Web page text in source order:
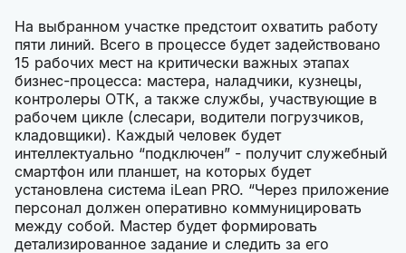
На выбранном участке предстоит охватить работу
пяти линий. Всего в процессе будет задействовано
15 рабочих мест на критически важных этапах
бизнес-процесса: мастера, наладчики, кузнецы,
контролеры ОТК, а также службы, участвующие в
рабочем цикле (слесари, водители погрузчиков,
кладовщики). Каждый человек будет
интеллектуально “подключен” - получит служебный
смартфон или планшет, на которых будет
установлена система iLean PRO. “Через приложение
персонал должен оперативно коммуницировать
между собой. Мастер будет формировать
детализированное задание и следить за его